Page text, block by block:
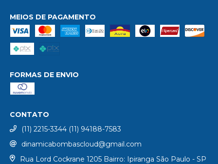
MEIOS DE PAGAMENTO
FORMAS DE ENVIO
CONTATO
(11) 2215-3344 (11) 94188-7583
dinamicabombascloud@gmail.com
Rua Lord Cockrane 1205 Bairro: Ipiranga São Paulo - SP